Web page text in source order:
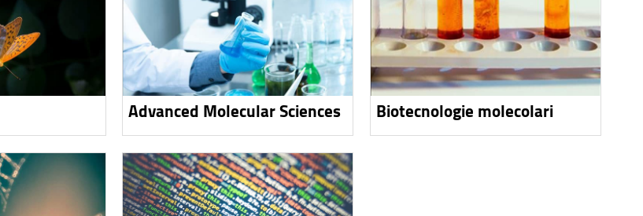
Advanced Molecular Sciences Biotecnologie molecolari